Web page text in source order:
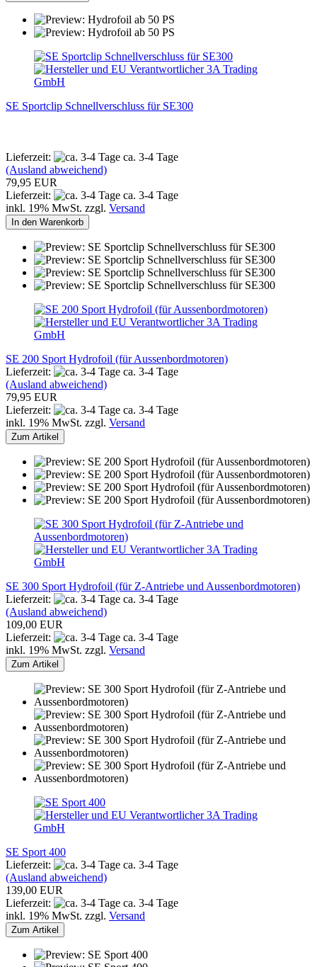
SE Sportclip Schnellverschluss für SE300
Lieferzeit:
ca. 3-4 Tage
(Ausland abweichend)
79,95 EUR
Lieferzeit:
ca. 3-4 Tage
inkl. 19% MwSt. zzgl. Versand
In den Warenkorb
SE 200 Sport Hydrofoil (für Aussenbordmotoren)
Lieferzeit:
ca. 3-4 Tage
(Ausland abweichend)
79,95 EUR
Lieferzeit:
ca. 3-4 Tage
inkl. 19% MwSt. zzgl. Versand
Zum Artikel
SE 300 Sport Hydrofoil (für Z-Antriebe und Aussenbordmotoren)
Lieferzeit:
ca. 3-4 Tage
(Ausland abweichend)
109,00 EUR
Lieferzeit:
ca. 3-4 Tage
inkl. 19% MwSt. zzgl. Versand
Zum Artikel
SE Sport 400
Lieferzeit:
ca. 3-4 Tage
(Ausland abweichend)
139,00 EUR
Lieferzeit:
ca. 3-4 Tage
inkl. 19% MwSt. zzgl. Versand
Zum Artikel